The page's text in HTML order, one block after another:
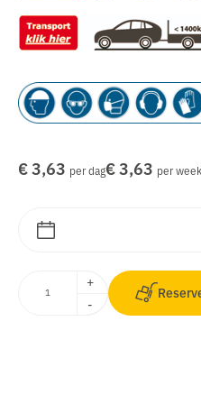
€ 3,63 per dag€ 3,63 per week
+
-